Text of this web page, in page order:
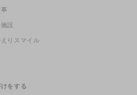
設
りスマイル
をする